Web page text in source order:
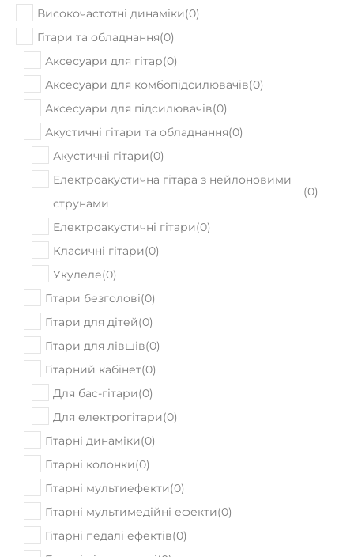
Високочастотні динаміки(0)
Гітари та обладнання(0)
Аксесуари для гітар(0)
Аксесуари для комбопідсилювачів(0)
Аксесуари для підсилювачів(0)
Акустичні гітари та обладнання(0)
Акустичні гітари(0)
Електроакустична гітара з нейлоновими
струнами
(0)
Електроакустичні гітари(0)
Класичні гітари(0)
Укулеле(0)
Гітари безголові(0)
Гітари для дітей(0)
Гітари для лівшів(0)
Гітарний кабінет(0)
Для бас-гітари(0)
Для електрогітари(0)
Гітарні динаміки(0)
Гітарні колонки(0)
Гітарні мультиефекти(0)
Гітарні мультимедійні ефекти(0)
Гітарні педалі ефектів(0)